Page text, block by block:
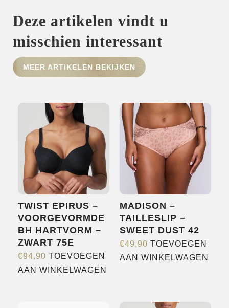
HOME
OVER ONS
MERKEN
NIEUWS
CONTACT
Deze artikelen vindt u
misschien interessant
MEER ARTIKELEN BEKIJKEN
TWIST EPIRUS –
VOORGEVORMDE
BH HARTVORM –
ZWART 75E
€94,90 TOEVOEGEN
AAN WINKELWAGEN
MADISON –
TAILLESLIP –
SWEET DUST 42
€49,90 TOEVOEGEN
AAN WINKELWAGEN